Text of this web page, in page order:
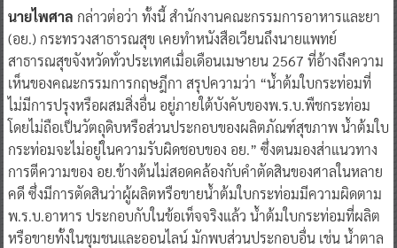
นายไพศาล กล่าวต่อว่า ทั้งนี้ สำนักงานคณะกรรมการอาหารและยา
(อย.) กระทรวงสาธารณสุข เคยทำหนังสือเวียนถึงนายแพทย์
สาธารณสุขจังหวัดทั่วประเทศเมื่อเดือนเมษายน 2567 ที่อ้างถึงความ
เห็นของคณะกรรมการกฤษฎีกา สรุปความว่า “น้ำต้มใบกระท่อมที่
ไม่มีการปรุงหรือผสมสิ่งอื่น อยู่ภายใต้บังคับของพ.ร.บ.พืชกระท่อม
โดยไม่ถือเป็นวัตถุดิบหรือส่วนประกอบของผลิตภัณฑ์สุขภาพ น้ำต้มใบ
กระท่อมจะไม่อยู่ในความรับผิดชอบของ อย.” ซึ่งตนมองส่าแนวทาง
การตีความของ อย.ข้างต้นไม่สอดคล้องกับคำตัดสินของศาลในหลาย
คดี ซึ่งมีการตัดสินว่าผู้ผลิตหรือขายน้ำต้มใบกระท่อมมีความผิดตาม
พ.ร.บ.อาหาร ประกอบกับในข้อเท็จจริงแล้ว น้ำต้มใบกระท่อมที่ผลิต
หรือขายทั้งในชุมชนและออนไลน์ มักพบส่วนประกอบอื่น เช่น น้ำตาล